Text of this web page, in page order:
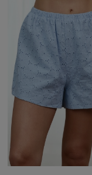
Najważniejsze cechy:
• elegancka koszula
• wykonana w 100%
• haftowana tkanina z
• klasyczny kołnierzyk
• zapięcie na
• luźny, komfortowy
• rękawy za łokieć
• lekka i przewiewna
• możliwość
• staranne
• projekt i produkcja w